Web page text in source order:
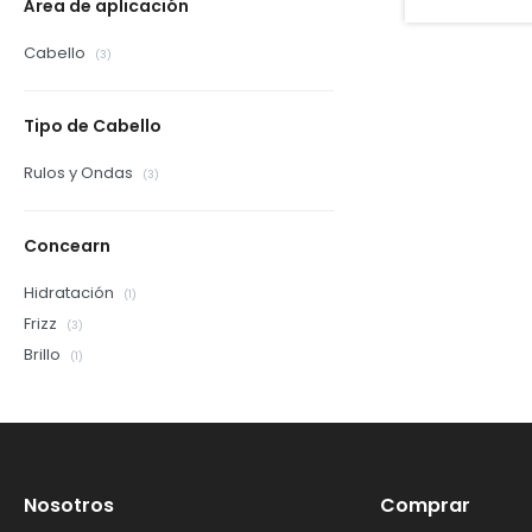
Área de aplicación
Cabello (3)
Tipo de Cabello
Rulos y Ondas (3)
Concearn
Hidratación (1)
Frizz (3)
Brillo (1)
Nosotros Comprar